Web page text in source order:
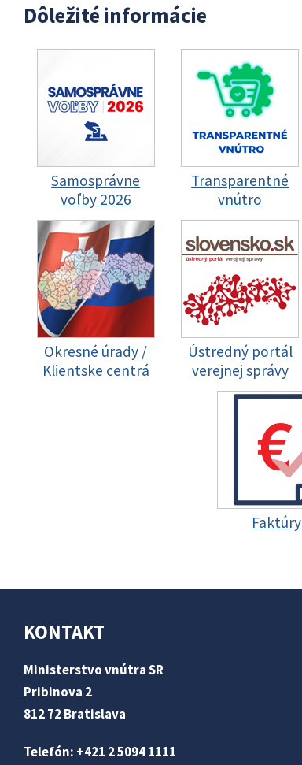
Dôležité informácie
Samosprávne
voľby 2026
Transparentné
vnútro
Okresné úrady /
Klientske centrá
Ústredný portál
verejnej správy
Faktúry
KONTAKT
Ministerstvo vnútra SR
Pribinova 2
812 72 Bratislava
Telefón: +421 2 5094 1111